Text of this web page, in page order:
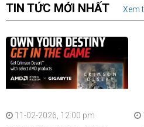
TIN TỨC MỚI NHẤT Xem
11-02-2026, 12:00 pm